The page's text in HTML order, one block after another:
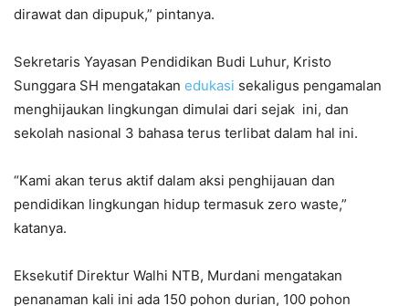
dirawat dan dipupuk,” pintanya.
Sekretaris Yayasan Pendidikan Budi Luhur, Kristo
Sunggara SH mengatakan edukasi sekaligus pengamalan
menghijaukan lingkungan dimulai dari sejak ini, dan
sekolah nasional 3 bahasa terus terlibat dalam hal ini.
“Kami akan terus aktif dalam aksi penghijauan dan
pendidikan lingkungan hidup termasuk zero waste,”
katanya.
Eksekutif Direktur Walhi NTB, Murdani mengatakan
penanaman kali ini ada 150 pohon durian, 100 pohon